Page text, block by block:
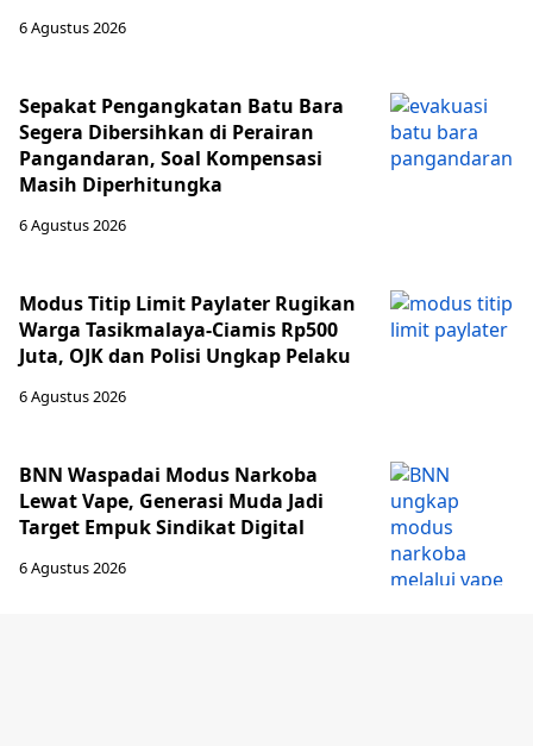
6 Agustus 2026
Sepakat Pengangkatan Batu Bara
Segera Dibersihkan di Perairan
Pangandaran, Soal Kompensasi
Masih Diperhitungka
6 Agustus 2026
Modus Titip Limit Paylater Rugikan
Warga Tasikmalaya-Ciamis Rp500
Juta, OJK dan Polisi Ungkap Pelaku
6 Agustus 2026
BNN Waspadai Modus Narkoba
Lewat Vape, Generasi Muda Jadi
Target Empuk Sindikat Digital
6 Agustus 2026